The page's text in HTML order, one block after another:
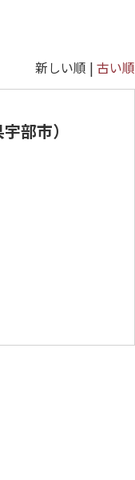
新しい順 | 古い順
部市）